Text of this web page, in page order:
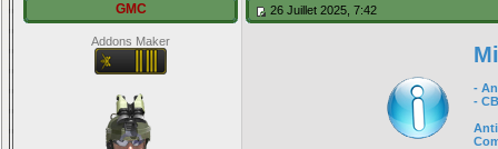
GMC
Addons Maker
26 Juillet 2025, 7:42
-
-